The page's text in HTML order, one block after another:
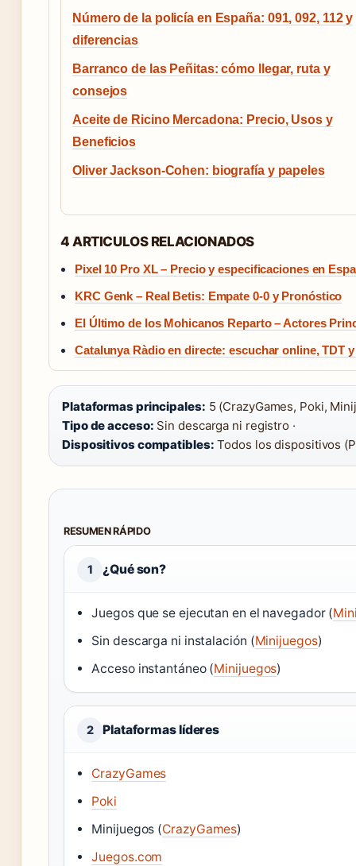
Número de la policía en España: 091, 092, 112 y
diferencias
Barranco de las Peñitas: cómo llegar, ruta y
consejos
Aceite de Ricino Mercadona: Precio, Usos y
Beneficios
Oliver Jackson-Cohen: biografía y papeles
4 ARTICULOS RELACIONADOS
Pixel 10 Pro XL – Precio y especificaciones en
KRC Genk – Real Betis: Empate 0-0 y Pronóstico
El Último de los Mohicanos Reparto – Actores
Catalunya Ràdio en directe: escuchar online, TDT
Plataformas principales: 5 (CrazyGames, Poki,
Tipo de acceso: Sin descarga ni registro ·
Dispositivos compatibles: Todos los dispositivos
RESUMEN RÁPIDO
1 ¿Qué son?
Juegos que se ejecutan en el navegador (
Sin descarga ni instalación (Minijuegos)
Acceso instantáneo (Minijuegos)
2 Plataformas líderes
CrazyGames
Poki
Minijuegos (CrazyGames)
Juegos.com